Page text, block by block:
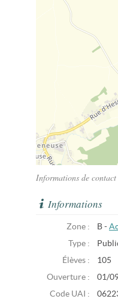
Informations de
Informations
Zone : B -
Type :
Élèves :
105
Ouverture :
01/
Code UAI :